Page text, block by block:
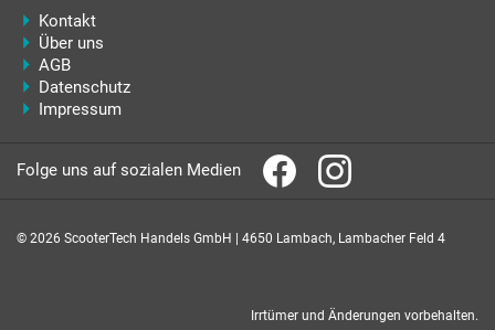
Kontakt
Über uns
AGB
Datenschutz
Impressum
Folge uns auf sozialen Medien
© 2026 ScooterTech Handels GmbH | 4650 Lambach, Lambacher Feld 4
Irrtümer und Änderungen vorbehalten.